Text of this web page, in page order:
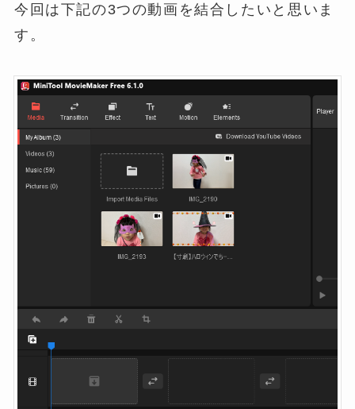
今回は下記の3つの動画を結合したいと思いま
す。